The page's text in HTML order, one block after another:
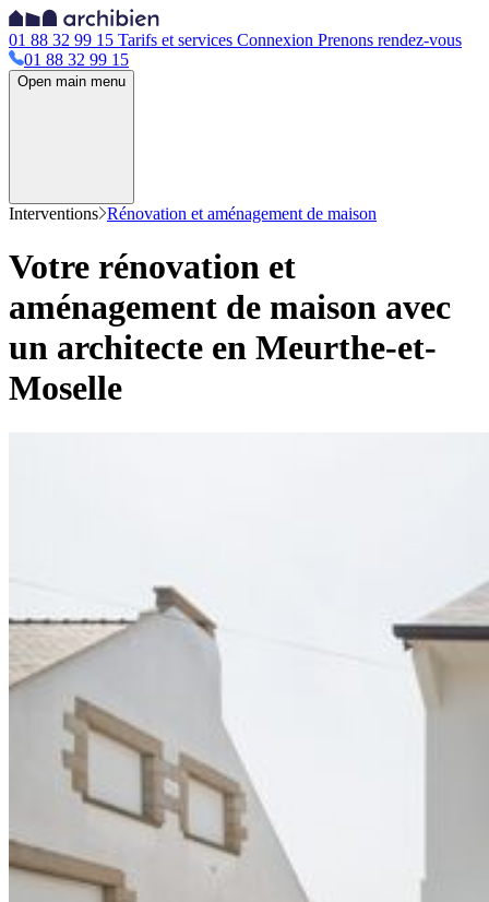
01 88 32 99 15 Tarifs et services Connexion Prenons rendez-vous
01 88 32 99 15
Open main menu
Interventions Rénovation et aménagement de maison
Votre rénovation et
aménagement de maison avec
un architecte en Meurthe-et-
Moselle